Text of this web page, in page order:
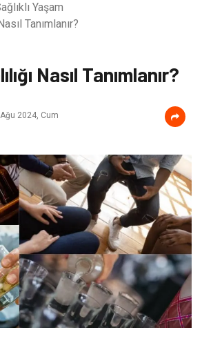
Yaşam
Tanımlanır?
Nasıl Tanımlanır?
2024, Cum